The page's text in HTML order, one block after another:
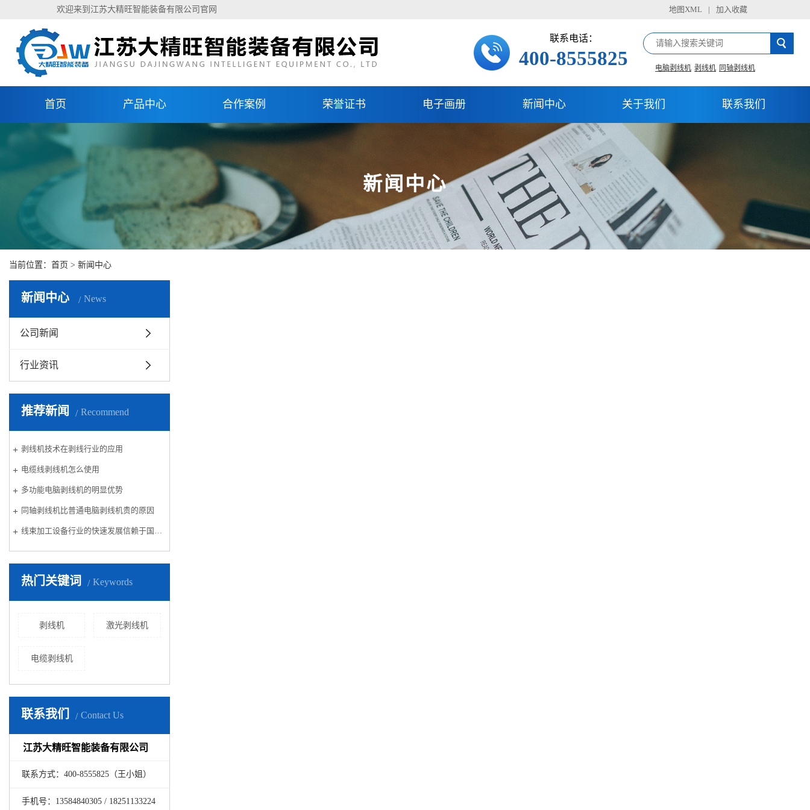
欢迎来到江苏大精旺智能装备有限公司官网 地图XML | 加入收藏
联系电话：
400-8555825 电脑剥线机 剥线机 同轴剥线机
首页 产品中心 合作案例 荣誉证书 电子画册 新闻中心 关于我们 联系我们
新闻中心
当前位置： 首页 > 新闻中心
新闻中心 News
公司新闻
行业资讯
推荐新闻 Recommend
剥线机技术在剥线行业的应用
电缆线剥线机怎么使用
多功能电脑剥线机的明显优势
同轴剥线机比普通电脑剥线机贵的原因
线束加工设备行业的快速发展信赖于国内汽车行业的创新与发展
热门关键词 Keywords
剥线机 激光剥线机
电缆剥线机
联系我们 Contact Us
江苏大精旺智能装备有限公司
联系方式：400-8555825（王小姐）
手机号：13584840305 / 18251133224